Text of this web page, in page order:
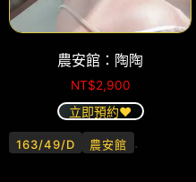
農安館：陶陶
NT$2,900
立即預約❤️
163/49/D 農安館 .